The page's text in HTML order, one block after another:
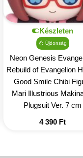
Készleten
Újdonság
Neon Genesis
Rebuild of Evangelion
Good Smile Chibi
Mari Illustrious
Plugsuit Ver. 7 cm
4 390 Ft